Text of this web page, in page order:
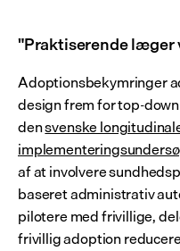
"Praktiserende læger
Adoptionsbekymringer
design frem for top-
den svenske
af at involvere
baseret administrativ
pilotere med frivillige,
frivillig adoption